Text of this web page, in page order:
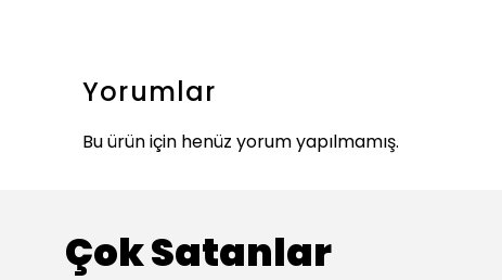
Yorumlar
Bu ürün için henüz yorum yapılmamış.
Çok Satanlar